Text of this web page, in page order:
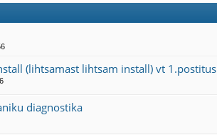
(lihtsamast lihtsam install) vt 1.postitus
diagnostika